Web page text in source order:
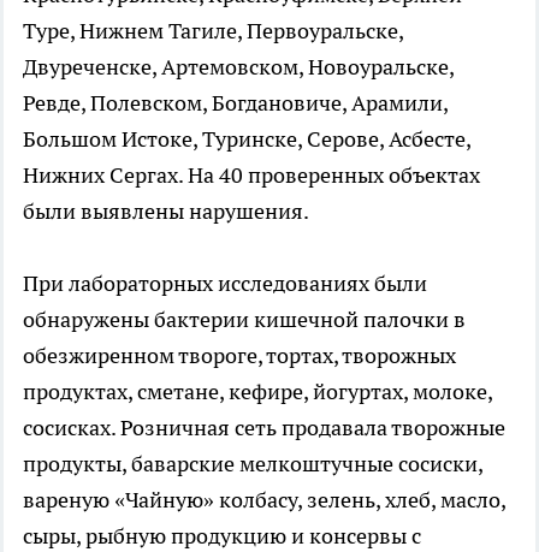
Туре, Нижнем Тагиле, Первоуральске,
Двуреченске, Артемовском, Новоуральске,
Ревде, Полевском, Богдановиче, Арамили,
Большом Истоке, Туринске, Серове, Асбесте,
Нижних Сергах. На 40 проверенных объектах
были выявлены нарушения.
При лабораторных исследованиях были
обнаружены бактерии кишечной палочки в
обезжиренном твороге, тортах, творожных
продуктах, сметане, кефире, йогуртах, молоке,
сосисках. Розничная сеть продавала творожные
продукты, баварские мелкоштучные сосиски,
вареную «Чайную» колбасу, зелень, хлеб, масло,
сыры, рыбную продукцию и консервы с